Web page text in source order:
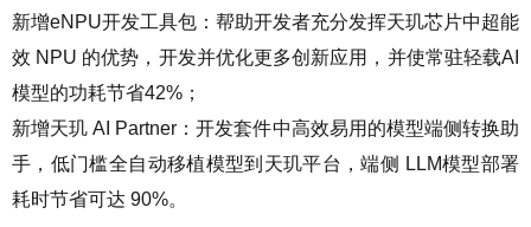
新增eNPU开发工具包：帮助开发者充分发挥天玑芯片中超能
效 NPU 的优势，开发并优化更多创新应用，并使常驻轻载AI
模型的功耗节省42%；
新增天玑 AI Partner：开发套件中高效易用的模型端侧转换助
手，低门槛全自动移植模型到天玑平台，端侧 LLM模型部署
耗时节省可达 90%。